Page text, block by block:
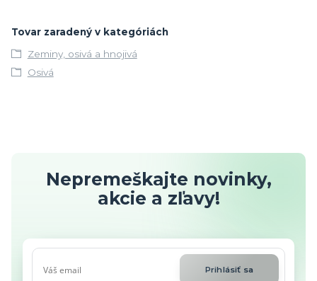
Tovar zaradený v kategóriách
Zeminy, osivá a hnojivá
Osivá
Nepremeškajte novinky,
akcie a zľavy!
Prihlásiť sa